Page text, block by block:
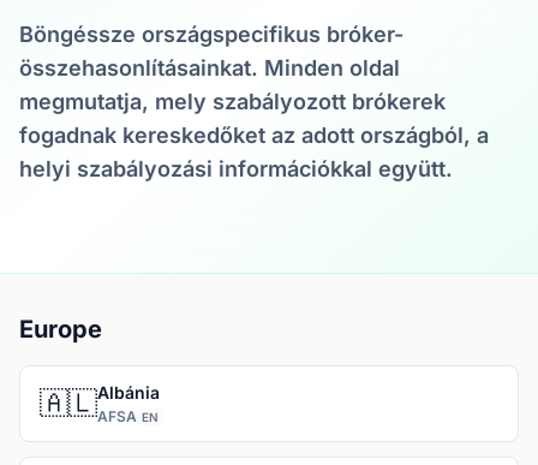
Böngéssze országspecifikus bróker-
összehasonlításainkat. Minden oldal
megmutatja, mely szabályozott brókerek
fogadnak kereskedőket az adott országból, a
helyi szabályozási információkkal együtt.
Europe
🇦🇱Albánia
AFSA EN